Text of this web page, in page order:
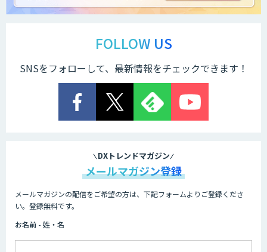
RICOH 受領納品書サービス
FOLLOW US
SNSをフォローして、最新情報をチェックできます！
DXトレンドマガジン
メールマガジン登録
メールマガジンの配信をご希望の方は、下記フォームよりご登録くださ
い。登録無料です。
お名前 - 姓・名